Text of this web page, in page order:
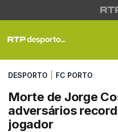
Morte de
DESPORTO FC PORTO
Morte de Jorge
adversários
jogador